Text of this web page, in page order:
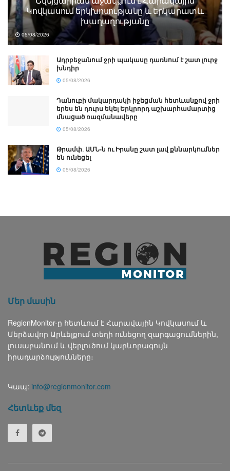
Կովկասում երկխոսությանը և երկարատև
խաղաղությանը
05/08/2026
Ադրբեջանում ջրի պակասը դառնում է շատ լուրջ
խնդիր
05/08/2026
Դանուբի մակարդակի իջեցման հետևանքով ջրի
երես են դուրս եկել Երկրորդ աշխարհամարտից
մնացած ռազմանավերը
05/08/2026
Թրամփ․ ԱՄՆ-ն ու Իրանը շատ լավ քննարկումներ
են ունեցել
05/08/2026
Մեր մասին
RegionMonitor-ը հետևում է Հարավային Կովկասում և
Մերձավոր Արևելքում տեղի ունեցող զարգացումներին,
լուսաբանում և վերլուծում կարևորագույն
իրադարձությունները։
Կապ: info@regionmonitor.com
Հետևեք մեզ